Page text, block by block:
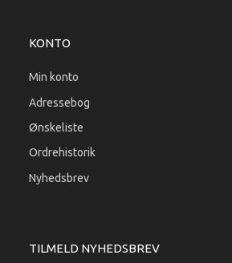
KONTO
Min konto
Adressebog
Ønskeliste
Ordrehistorik
Nyhedsbrev
TILMELD NYHEDSBREV